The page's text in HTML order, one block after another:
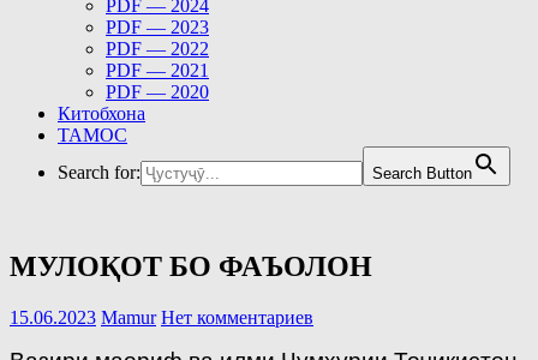
PDF — 2024
PDF — 2023
PDF — 2022
PDF — 2021
PDF — 2020
Китобхона
ТАМОС
Search for:
Search Button
МУЛОҚОТ БО ФАЪОЛОН
15.06.2023 Mamur Нет комментариев